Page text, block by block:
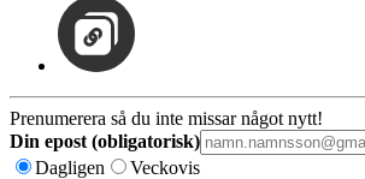
Prenumerera så du inte missar något nytt!
Din epost (obligatorisk)
Dagligen
Veckovis